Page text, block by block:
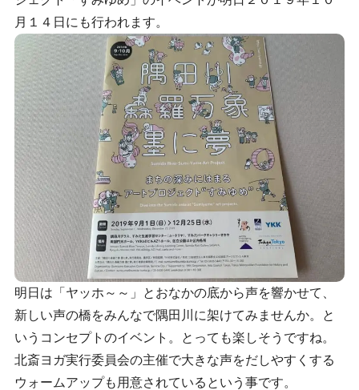
月１４日にも行われます。
明日は「ヤッホ～～」とおなかの底から声を響かせて、
新しい声の橋をみんなで隅田川に架けてみませんか。と
いうコンセプトのイベント。とっても楽しそうですね。
北斎ヨガ実行委員会の主催で大きな声をだしやすくする
ウォームアップも用意されているという事です。